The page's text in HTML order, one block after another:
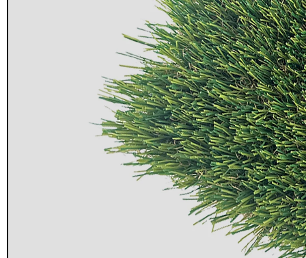
Seguridad y estacionamiento
46
Pisos gradas y gomas 43
Pisos técnicos y deportivos
33
Ver más
FILTRAR POR COLOR
28
Azul 24
Amarillo 23
22
16
14
12
11
Rampa Móvil
Hidráulica carga
$22.711.412
$11.790.000
Agregar al
carrito